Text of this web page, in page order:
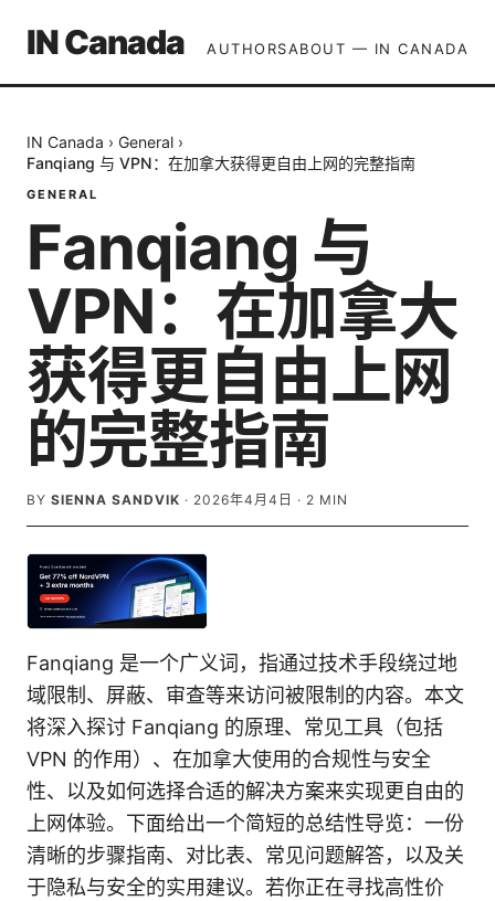
IN Canada AUTHORSABOUT — IN CANADA
IN Canada › General ›
Fanqiang 与 VPN：在加拿大获得更自由上网的完整指南
GENERAL
Fanqiang 与
VPN：在加拿大
获得更自由上网
的完整指南
BY SIENNA SANDVIK · 2026年4月4日 · 2 MIN
Fanqiang 是一个广义词，指通过技术手段绕过地
域限制、屏蔽、审查等来访问被限制的内容。本文
将深入探讨 Fanqiang 的原理、常见工具（包括
VPN 的作用）、在加拿大使用的合规性与安全
性、以及如何选择合适的解决方案来实现更自由的
上网体验。下面给出一个简短的总结性导览：一份
清晰的步骤指南、对比表、常见问题解答，以及关
于隐私与安全的实用建议。若你正在寻找高性价